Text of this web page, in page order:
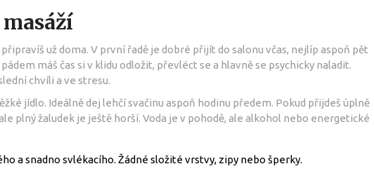
už doma. V první řadě je dobré přijít do salonu včas, nejlíp aspoň pět
máš čas si v klidu odložit, převléct se a hlavně se psychicky naladit.
chvíli a ve stresu.
jídlo. Ideálně dej lehčí svačinu aspoň hodinu předem. Pokud přijdeš úplně
plný žaludek je ještě horší. Voda je v pohodě, ale alkohol nebo energetické
a snadno svlékacího. Žádné složité vrstvy, zipy nebo šperky.